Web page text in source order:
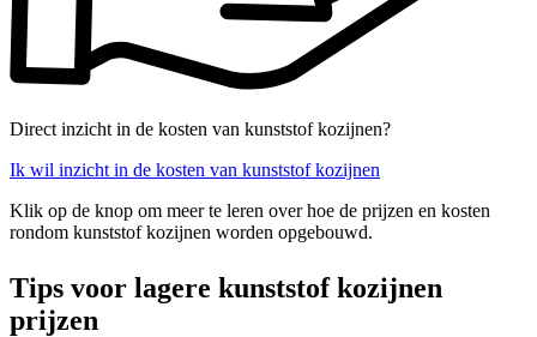
Direct inzicht in de kosten van kunststof kozijnen?
Ik wil inzicht in de kosten van kunststof kozijnen
Klik op de knop om meer te leren over hoe de prijzen en kosten
rondom kunststof kozijnen worden opgebouwd.
Tips voor lagere kunststof kozijnen
prijzen